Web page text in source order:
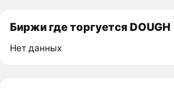
Биржи где торгуется DOUGH
Нет данных